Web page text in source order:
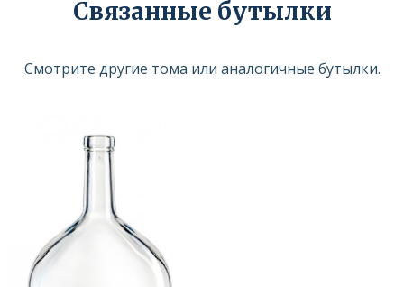
Связанные бутылки
Смотрите другие тома или аналогичные бутылки.